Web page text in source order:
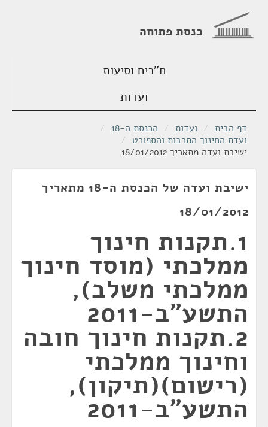
כנסת פתוחה
ח"כים וסיעות
ועדות
דף הבית / ועדות / הכנסת ה-18
/
ועדת החינוך התרבות והספורט /
ישיבת ועדה מתאריך 18/01/2012
ישיבת ועדה של הכנסת ה-18 מתאריך
18/01/2012
1.תקנות חינוך
ממלכתי (מוסד חינוך
ממלכתי משלב),
התשע"ב-2011
2.תקנות חינוך חובה
וחינוך ממלכתי
(רישום)(תיקון),
התשע"ב-2011